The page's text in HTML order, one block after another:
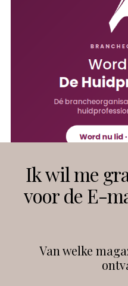
Ik wil me
voor de E-
Van welke